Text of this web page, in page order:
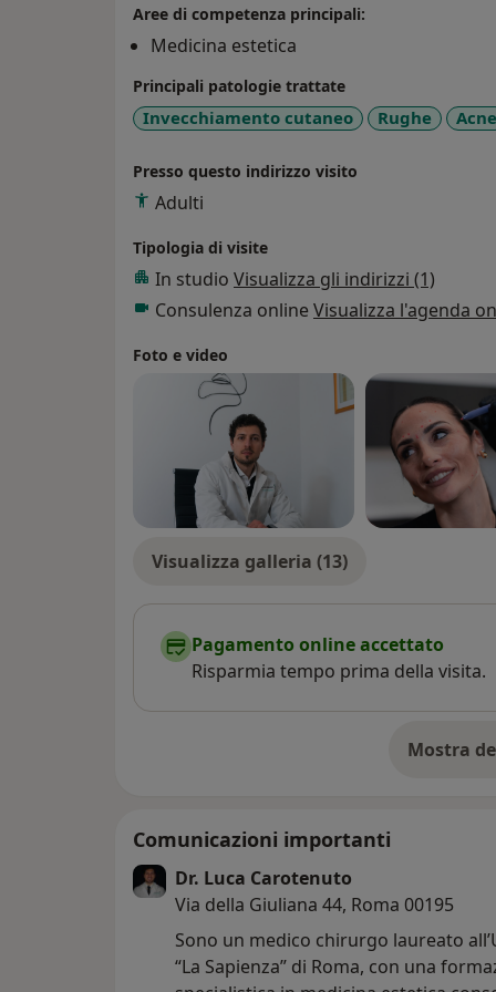
Aree di competenza principali:
Medicina estetica
Principali patologie trattate
Invecchiamento cutaneo Rughe Acne
Presso questo indirizzo visito
Adulti
Tipologia di visite
In studio Visualizza gli indirizzi (1)
Consulenza online Visualizza l'agenda
Foto e video
Visualizza galleria (13)
Pagamento online accettato
Risparmia tempo prima della visita.
Mostra
Comunicazioni importanti
Dr. Luca Carotenuto
Via della Giuliana 44, Roma 00195
Sono un medico chirurgo laureato
“La Sapienza” di Roma, con una